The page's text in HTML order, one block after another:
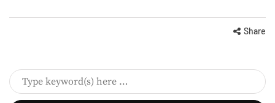
Share